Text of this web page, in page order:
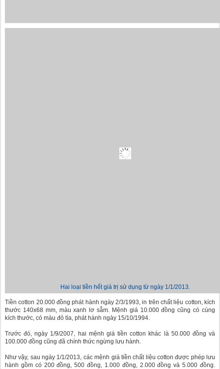
Hai loại tiền hết giá trị sử dụng từ ngày 1/1/2013.
Tiền cotton 20.000 đồng phát hành ngày 2/3/1993, in trên chất liệu cotton, kích
thước 140x68 mm, màu xanh lơ sẫm. Mệnh giá 10.000 đồng cũng có cùng
kích thước, có màu đỏ tía, phát hành ngày 15/10/1994.
Trước đó, ngày 1/9/2007, hai mệnh giá tiền cotton khác là 50.000 đồng và
100.000 đồng cũng đã chính thức ngừng lưu hành.
Như vậy, sau ngày 1/1/2013, các mệnh giá tiền chất liệu cotton được phép lưu
hành gồm có 200 đồng, 500 đồng, 1.000 đồng, 2.000 đồng và 5.000 đồng.